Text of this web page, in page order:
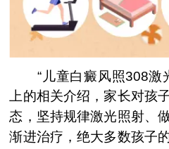
“儿童白癜风照308激
上的相关介绍，家长对孩
态，坚持规律激光照射、
渐进治疗，绝大多数孩子